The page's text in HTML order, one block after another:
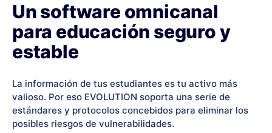
Un software omnicanal
para educación​ seguro y
estable
La información de tus estudiantes es tu activo más
valioso. Por eso EVOLUTION soporta una serie de
estándares y protocolos concebidos para eliminar los
posibles riesgos de vulnerabilidades.